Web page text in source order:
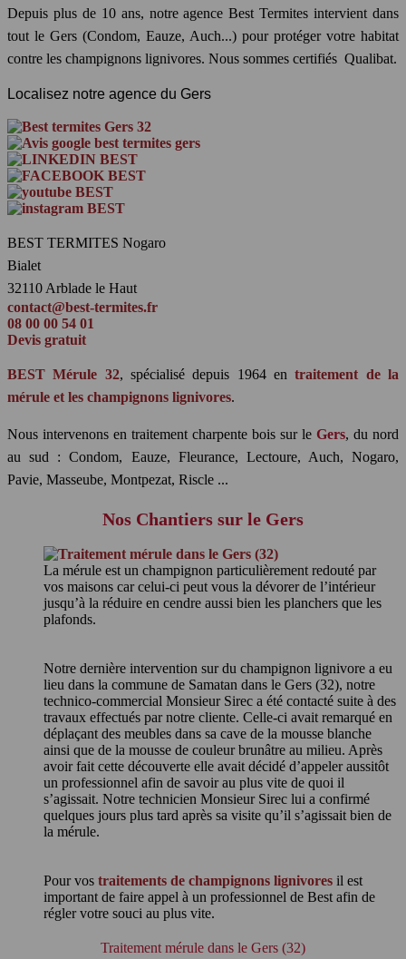
Depuis plus de 10 ans, notre agence Best Termites intervient dans
tout le Gers (Condom, Eauze, Auch...) pour protéger votre habitat
contre les champignons lignivores. Nous sommes certifiés Qualibat.
Localisez notre agence du Gers
BEST TERMITES Nogaro
Bialet
32110 Arblade le Haut
contact@best-termites.fr
08 00 00 54 01
Devis gratuit
BEST Mérule 32, spécialisé depuis 1964 entraitement de la
mérule et les champignons lignivores.
Nous intervenons en traitement charpente bois sur le Gers, du nord
au sud : Condom, Eauze, Fleurance, Lectoure, Auch, Nogaro,
Pavie, Masseube, Montpezat, Riscle ...
Nos Chantiers sur le Gers
La mérule est un champignon particulièrement redouté par
vos maisons car celui-ci peut vous la dévorer de l’intérieur
jusqu’à la réduire en cendre aussi bien les planchers que les
plafonds.
Notre dernière intervention sur du champignon lignivore a eu
lieu dans la commune de Samatan dans le Gers (32), notre
technico-commercial Monsieur Sirec a été contacté suite à des
travaux effectués par notre cliente. Celle-ci avait remarqué en
déplaçant des meubles dans sa cave de la mousse blanche
ainsi que de la mousse de couleur brunâtre au milieu. Après
avoir fait cette découverte elle avait décidé d’appeler aussitôt
un professionnel afin de savoir au plus vite de quoi il
s’agissait. Notre technicien Monsieur Sirec lui a confirmé
quelques jours plus tard après sa visite qu’il s’agissait bien de
la mérule.
Pour vos traitements de champignons lignivores il est
important de faire appel à un professionnel de Best afin de
régler votre souci au plus vite.
Traitement mérule dans le Gers (32)